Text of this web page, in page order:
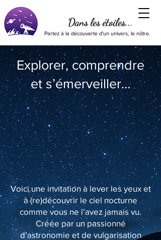
Dans les étoiles...
Partez à la découverte d'un univers, le nôtre.
Explorer, comprendre
et s’émerveiller…
Voici une invitation à lever les yeux et
à (re)découvrir le ciel nocturne
comme vous ne l’avez jamais vu.
Créée par un passionné
d’astronomie et de vulgarisation